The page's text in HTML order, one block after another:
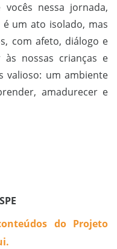
nessa jornada,
um ato isolado, mas
com afeto, diálogo e
às nossas crianças e
valioso: um ambiente
amadurecer e
do Projeto